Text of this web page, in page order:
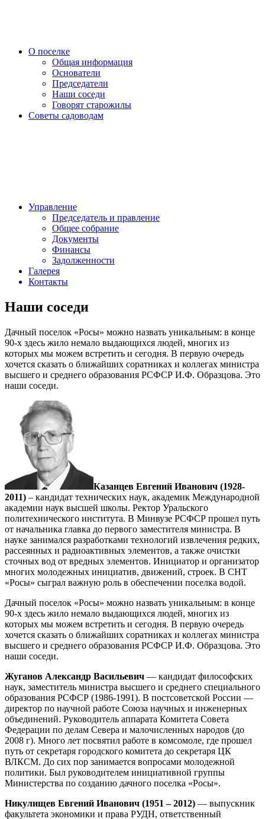
О поселке
Общая информация
Основатели
Председатели
Наши соседи
Говорят старожилы
Советы садоводам
Управление
Председатель и правление
Общее собрание
Документы
Финансы
Задолженности
Галерея
Контакты
Наши соседи
Дачный поселок «Росы» можно назвать уникальным: в конце
90-х здесь жило немало выдающихся людей, многих из
которых мы можем встретить и сегодня. В первую очередь
хочется сказать о ближайших соратниках и коллегах министра
высшего и среднего образования РСФСР И.Ф. Образцова. Это
наши соседи.
Казанцев Евгений Иванович (1928-
2011) – кандидат технических наук, академик Международной
академии наук высшей школы. Ректор Уральского
политехнического института. В Минвузе РСФСР прошел путь
от начальника главка до первого заместителя министра. В
науке занимался разработками технологий извлечения редких,
рассеянных и радиоактивных элементов, а также очистки
сточных вод от вредных элементов. Инициатор и организатор
многих молодежных инициатив, движений, строек. В СНТ
«Росы» сыграл важную роль в обеспечении поселка водой.
Дачный поселок «Росы» можно назвать уникальным: в конце
90-х здесь жило немало выдающихся людей, многих из
которых мы можем встретить и сегодня. В первую очередь
хочется сказать о ближайших соратниках и коллегах министра
высшего и среднего образования РСФСР И.Ф. Образцова. Это
наши соседи.
Жуганов Александр Васильевич — кандидат философских
наук, заместитель министра высшего и среднего специального
образования РСФСР (1986-1991). В постсоветской России —
директор по научной работе Союза научных и инженерных
объединений. Руководитель аппарата Комитета Совета
Федерации по делам Севера и малочисленных народов (до
2008 г). Много лет посвятил работе в комсомоле, где прошел
путь от секретаря городского комитета до секретаря ЦК
ВЛКСМ. До сих пор занимается вопросами молодежной
политики. Был руководителем инициативной группы
Министерства по созданию дачного поселка «Росы».
Никулищев Евгений Иванович (1951 – 2012) — выпускник
факультета экономики и права РУДН, ответственный